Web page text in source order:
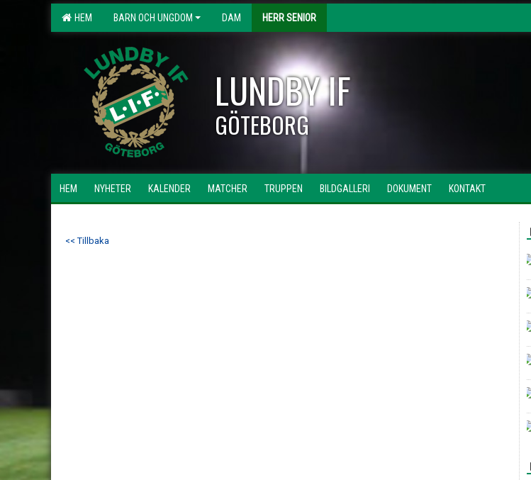
HEM BARN OCH UNGDOM DAM HERR SENIOR
LUNDBY IF
GÖTEBORG
HEM NYHETER KALENDER MATCHER TRUPPEN BILDGALLERI DOKUMENT KONTAKT
<< Tillbaka